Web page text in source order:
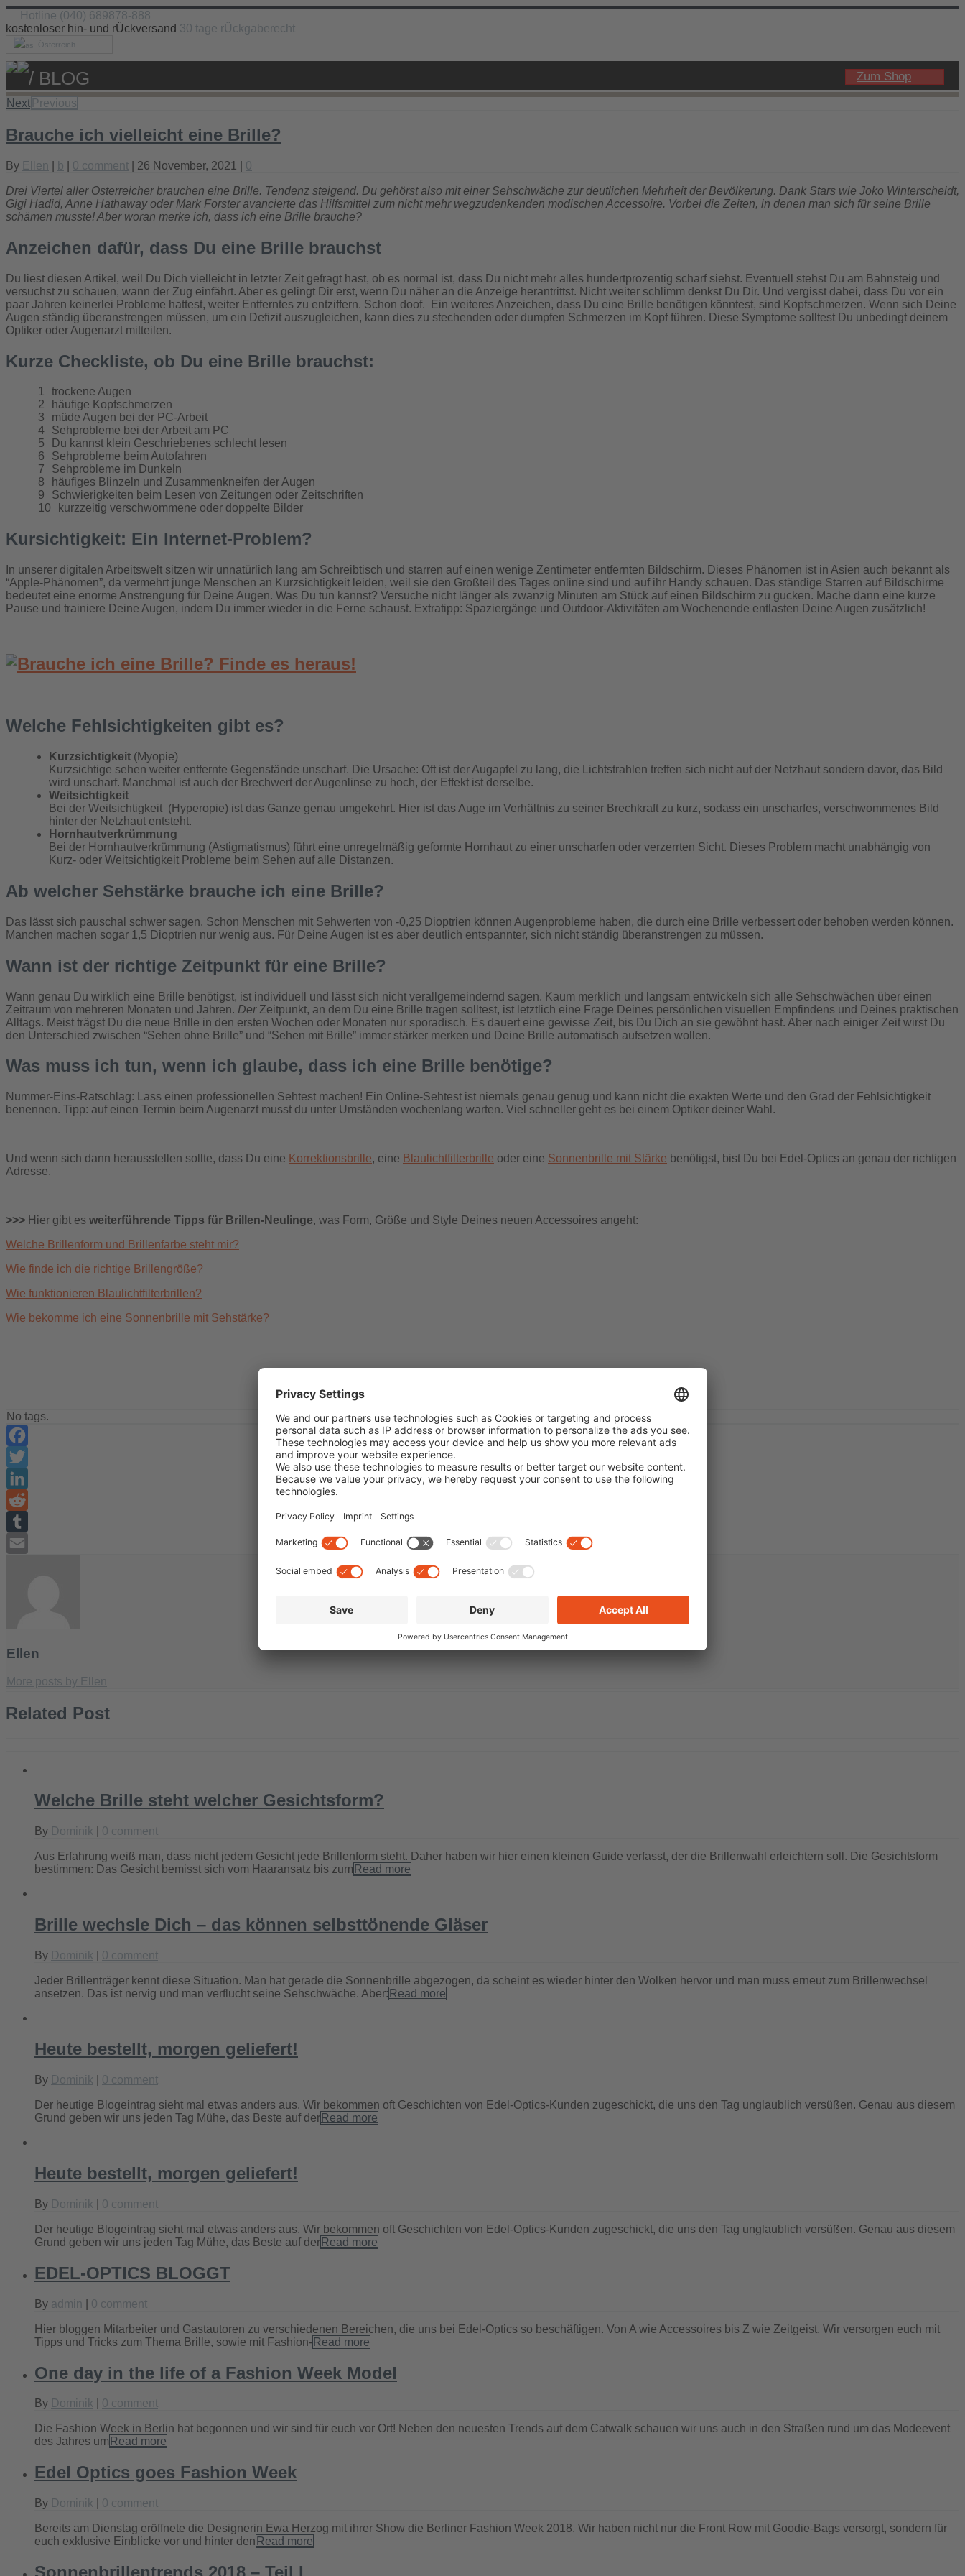
Hotline (040) 689878-888
kostenloser hin- und rÜckversand 30 tage rÜckgaberecht
Österreich
/ BLOG Zum Shop
Next Previous
Brauche ich vielleicht eine Brille?
By Ellen b 0 comment | 26 November, 2021 | 0
Drei Viertel aller Österreicher brauchen eine Brille. Tendenz steigend. Du gehörst also mit einer Sehschwäche zur deutlichen Mehrheit der Bevölkerung. Dank Stars wie Joko Winterscheidt,
Gigi Hadid, Anne Hathaway oder Mark Forster avancierte das Hilfsmittel zum nicht mehr wegzudenkenden modischen Accessoire. Vorbei die Zeiten, in denen man sich für seine Brille
schämen musste! Aber woran merke ich, dass ich eine Brille brauche?
Anzeichen dafür, dass Du eine Brille brauchst
Du liest diesen Artikel, weil Du Dich vielleicht in letzter Zeit gefragt hast, ob es normal ist, dass Du nicht mehr alles hundertprozentig scharf siehst. Eventuell stehst Du am Bahnsteig und
versuchst zu schauen, wann der Zug einfährt. Aber es gelingt Dir erst, wenn Du näher an die Anzeige herantrittst. Nicht weiter schlimm denkst Du Dir. Und vergisst dabei, dass Du vor ein
paar Jahren keinerlei Probleme hattest, weiter Entferntes zu entziffern. Schon doof. Ein weiteres Anzeichen, dass Du eine Brille benötigen könntest, sind Kopfschmerzen. Wenn sich Deine
Augen ständig überanstrengen müssen, um ein Defizit auszugleichen, kann dies zu stechenden oder dumpfen Schmerzen im Kopf führen. Diese Symptome solltest Du unbedingt deinem
Optiker oder Augenarzt mitteilen.
Kurze Checkliste, ob Du eine Brille brauchst:
trockene Augen
häufige Kopfschmerzen
müde Augen bei der PC-Arbeit
Sehprobleme bei der Arbeit am PC
Du kannst klein Geschriebenes schlecht lesen
Sehprobleme beim Autofahren
Sehprobleme im Dunkeln
häufiges Blinzeln und Zusammenkneifen der Augen
Schwierigkeiten beim Lesen von Zeitungen oder Zeitschriften
kurzzeitig verschwommene oder doppelte Bilder
Kursichtigkeit: Ein Internet-Problem?
In unserer digitalen Arbeitswelt sitzen wir unnatürlich lang am Schreibtisch und starren auf einen wenige Zentimeter entfernten Bildschirm. Dieses Phänomen ist in Asien auch bekannt als
“Apple-Phänomen”, da vermehrt junge Menschen an Kurzsichtigkeit leiden, weil sie den Großteil des Tages online sind und auf ihr Handy schauen. Das ständige Starren auf Bildschirme
bedeutet eine enorme Anstrengung für Deine Augen. Was Du tun kannst? Versuche nicht länger als zwanzig Minuten am Stück auf einen Bildschirm zu gucken. Mache dann eine kurze
Pause und trainiere Deine Augen, indem Du immer wieder in die Ferne schaust. Extratipp: Spaziergänge und Outdoor-Aktivitäten am Wochenende entlasten Deine Augen zusätzlich!
Welche Fehlsichtigkeiten gibt es?
Kurzsichtigkeit (Myopie)
Kurzsichtige sehen weiter entfernte Gegenstände unscharf. Die Ursache: Oft ist der Augapfel zu lang, die Lichtstrahlen treffen sich nicht auf der Netzhaut sondern davor, das Bild
wird unscharf. Manchmal ist auch der Brechwert der Augenlinse zu hoch, der Effekt ist derselbe.
Weitsichtigkeit
Bei der Weitsichtigkeit (Hyperopie) ist das Ganze genau umgekehrt. Hier ist das Auge im Verhältnis zu seiner Brechkraft zu kurz, sodass ein unscharfes, verschwommenes Bild
hinter der Netzhaut entsteht.
Hornhautverkrümmung
Bei der Hornhautverkrümmung (Astigmatismus) führt eine unregelmäßig geformte Hornhaut zu einer unscharfen oder verzerrten Sicht. Dieses Problem macht unabhängig von
Kurz- oder Weitsichtigkeit Probleme beim Sehen auf alle Distanzen.
Ab welcher Sehstärke brauche ich eine Brille?
Das lässt sich pauschal schwer sagen. Schon Menschen mit Sehwerten von -0,25 Dioptrien können Augenprobleme haben, die durch eine Brille verbessert oder behoben werden können.
Manchen machen sogar 1,5 Dioptrien nur wenig aus. Für Deine Augen ist es aber deutlich entspannter, sich nicht ständig überanstrengen zu müssen.
Wann ist der richtige Zeitpunkt für eine Brille?
Wann genau Du wirklich eine Brille benötigst, ist individuell und lässt sich nicht verallgemeindernd sagen. Kaum merklich und langsam entwickeln sich alle Sehschwächen über einen
Zeitraum von mehreren Monaten und Jahren. DerZeitpunkt, an dem Du eine Brille tragen solltest, ist letztlich eine Frage Deines persönlichen visuellen Empfindens und Deines praktischen
Alltags. Meist trägst Du die neue Brille in den ersten Wochen oder Monaten nur sporadisch. Es dauert eine gewisse Zeit, bis Du Dich an sie gewöhnt hast. Aber nach einiger Zeit wirst Du
den Unterschied zwischen “Sehen ohne Brille” und “Sehen mit Brille” immer stärker merken und Deine Brille automatisch aufsetzen wollen.
Was muss ich tun, wenn ich glaube, dass ich eine Brille benötige?
Nummer-Eins-Ratschlag: Lass einen professionellen Sehtest machen! Ein Online-Sehtest ist niemals genau genug und kann nicht die exakten Werte und den Grad der Fehlsichtigkeit
benennen. Tipp: auf einen Termin beim Augenarzt musst du unter Umständen wochenlang warten. Viel schneller geht es bei einem Optiker deiner Wahl.
Und wenn sich dann herausstellen sollte, dass Du eine Korrektionsbrille, eine Blaulichtfilterbrille oder eine Sonnenbrille mit Stärke benötigst, bist Du bei Edel-Optics an genau der richtigen
Adresse.
>>> Hier gibt es weiterführende Tipps für Brillen-Neulinge, was Form, Größe und Style Deines neuen Accessoires angeht:
Welche Brillenform und Brillenfarbe steht mir?
Wie finde ich die richtige Brillengröße?
Wie funktionieren Blaulichtfilterbrillen?
Wie bekomme ich eine Sonnenbrille mit Sehstärke?
No tags.
Facebook
Twitter
LinkedIn
Reddit
Tumblr
Ellen
More posts by Ellen
Related Post
Welche Brille steht welcher Gesichtsform?
By Dominik 0 comment
Aus Erfahrung weiß man, dass nicht jedem Gesicht jede Brillenform steht. Daher haben wir hier einen kleinen Guide verfasst, der die Brillenwahl erleichtern soll. Die Gesichtsform
bestimmen: Das Gesicht bemisst sich vom Haaransatz bis zum Read more
Brille wechsle Dich – das können selbsttönende Gläser
By Dominik 0 comment
Jeder Brillenträger kennt diese Situation. Man hat gerade die Sonnenbrille abgezogen, da scheint es wieder hinter den Wolken hervor und man muss erneut zum Brillenwechsel
ansetzen. Das ist nervig und man verflucht seine Sehschwäche. Aber: Read more
Heute bestellt, morgen geliefert!
By Dominik 0 comment
Der heutige Blogeintrag sieht mal etwas anders aus. Wir bekommen oft Geschichten von Edel-Optics-Kunden zugeschickt, die uns den Tag unglaublich versüßen. Genau aus diesem
Grund geben wir uns jeden Tag Mühe, das Beste auf der Read more
Heute bestellt, morgen geliefert!
By Dominik 0 comment
Der heutige Blogeintrag sieht mal etwas anders aus. Wir bekommen oft Geschichten von Edel-Optics-Kunden zugeschickt, die uns den Tag unglaublich versüßen. Genau aus diesem
Grund geben wir uns jeden Tag Mühe, das Beste auf der Read more
EDEL-OPTICS BLOGGT
By admin 0 comment
Hier bloggen Mitarbeiter und Gastautoren zu verschiedenen Bereichen, die uns bei Edel-Optics so beschäftigen. Von A wie Accessoires bis Z wie Zeitgeist. Wir versorgen euch mit
Tipps und Tricks zum Thema Brille, sowie mit Fashion- Read more
One day in the life of a Fashion Week Model
By Dominik 0 comment
Die Fashion Week in Berlin hat begonnen und wir sind für euch vor Ort! Neben den neuesten Trends auf dem Catwalk schauen wir uns auch in den Straßen rund um das Modeevent
des Jahres um Read more
Edel Optics goes Fashion Week
By Dominik 0 comment
Bereits am Dienstag eröffnete die Designerin Ewa Herzog mit ihrer Show die Berliner Fashion Week 2018. Wir haben nicht nur die Front Row mit Goodie-Bags versorgt, sondern für
euch exklusive Einblicke vor und hinter den Read more